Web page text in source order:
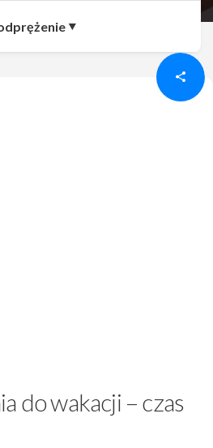
do wakacji – czas